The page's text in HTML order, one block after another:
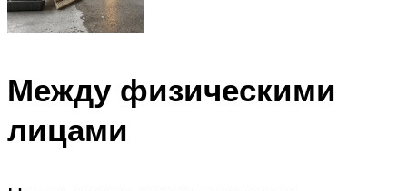
Между физическими
лицами